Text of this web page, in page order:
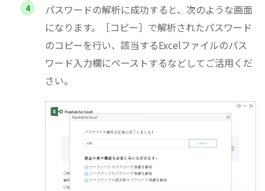
パスワードの解析に成功すると、次のような画面
になります。［コピー］で解析されたパスワード
のコピーを行い、該当するExcelファイルのパス
ワード入力欄にペーストするなどしてご活用くだ
さい。